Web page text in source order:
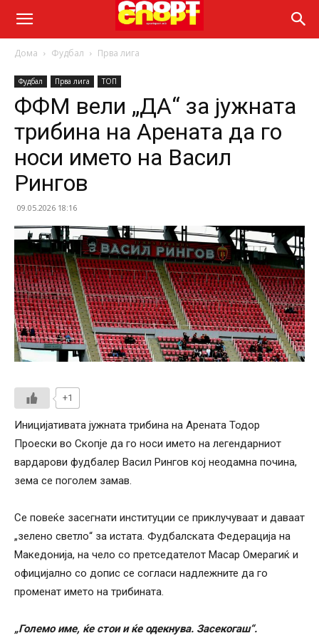
Дома Фудбал Прва лига
Фудбал Прва лига ТОП
ФФМ вели „ДА“ за јужната
трибина на Арената да го
носи името на Васил
Рингов
09.05.2026 18:16
+1
Иницијативата јужната трибина на Арената Тодор
Проески во Скопје да го носи името на легендарниот
вардарови фудбалер Васил Рингов кој неодамна почина,
зема се поголем замав.
Се повеќе засегнати институции се приклучуваат и даваат
„зелено светло“ за истата. Фудбалската Федерација на
Македонија, на чело со претседателот Масар Омерагиќ и
официјално со допис се согласи надлежните да го
променат името на трибината.
„Големо име, ќе стои и ќе одекнува. Засекогаш“.